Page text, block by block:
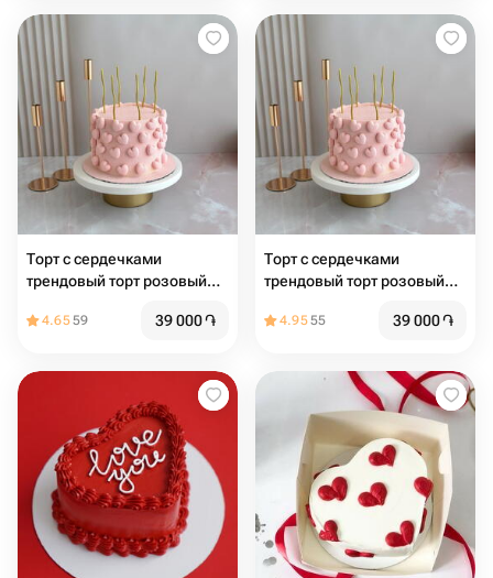
Торт с сердечками
трендовый торт розовый
на день рождения
4.6559 39 000֏
Торт с сердечками
трендовый торт розовый
на день рождения
4.9555 39 000֏